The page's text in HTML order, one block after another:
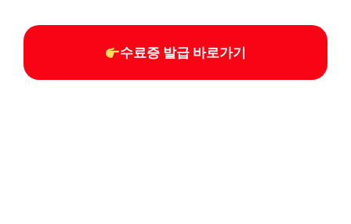
수료증 발급 바로가기